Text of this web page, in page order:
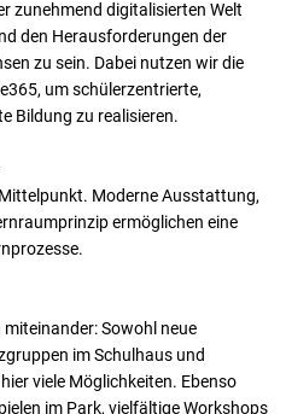
zunehmend digitalisierten Welt
den Herausforderungen der
zu sein. Dabei nutzen wir die
um schülerzentrierte,
Bildung zu realisieren.
Moderne Ausstattung,
ermöglichen eine
Sowohl neue
im Schulhaus und
viele Möglichkeiten. Ebenso
im Park, vielfältige Workshops